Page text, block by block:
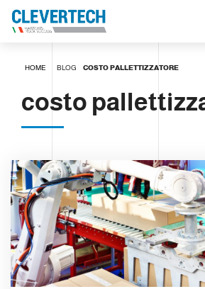
HOME BLOG COSTO PALLETTIZZATORE
costo